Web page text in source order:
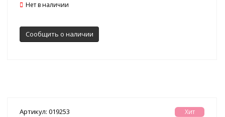
Нет в наличии
Сообщить о наличии
Артикул: 019253 Хит